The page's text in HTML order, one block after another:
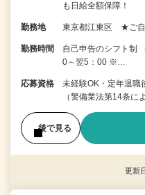
も日給全額保障！
勤務地 東京都江東区 ★ご自
勤務時間
自己申告のシフト制
0～翌5：00 ※…
応募資格
未経験OK・定年退職
（警備業法第14条
後で見る
更新